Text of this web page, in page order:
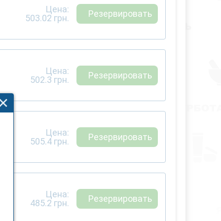
Цена:
503.02 грн. Резервировать
Цена:
502.3 грн. Резервировать
Цена:
505.4 грн. Резервировать
Цена:
485.2 грн. Резервировать